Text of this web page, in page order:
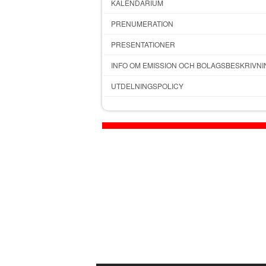
KALENDARIUM
PRENUMERATION
PRESENTATIONER
INFO OM EMISSION OCH
UTDELNINGSPOLICY